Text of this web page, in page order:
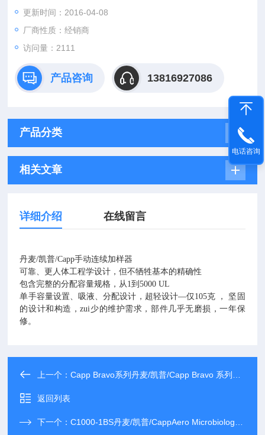
更新时间：2016-04-08
厂商性质：经销商
访问量：2111
产品咨询 13816927086
产品分类
相关文章
详细介绍 在线留言
丹麦/凯普/Capp手动连续加样器
可靠、更人体工程学设计，但不牺牲基本的精确性
包含完整的分配容量规格，从1到5000 UL
单手容量设置、吸液、分配设计 ， 超轻设计—仅 105克 ，
坚固
的设计和构造 ，zui少的维护需求 ， 部件几乎无磨损 ，一年保
修。
上一个：Capp Bravo系列丹麦/凯普/Capp Bravo 系列单道移液器
返回列表
下一个：C1000-1BS丹麦/凯普/CappAero Microbiology 微生物单道移液器
电话咨询